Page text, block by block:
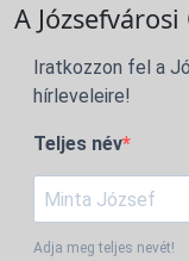
A
Iratkozzon fel a
hírleveleire!
Teljes név
Adja meg teljes nevét!